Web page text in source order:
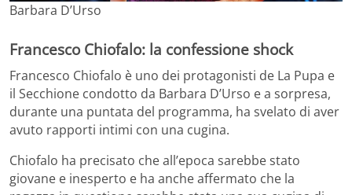
Barbara D’Urso
Francesco Chiofalo: la confessione shock
Francesco Chiofalo è uno dei protagonisti de La Pupa e
il Secchione condotto da Barbara D’Urso e a sorpresa,
durante una puntata del programma, ha svelato di aver
avuto rapporti intimi con una cugina.
Chiofalo ha precisato che all’epoca sarebbe stato
giovane e inesperto e ha anche affermato che la